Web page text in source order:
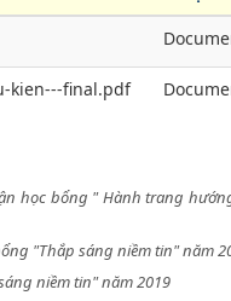
kien---final.pdf
học bổng " Hành trang
"Thắp sáng niềm tin" năm
niềm tin" năm 2019